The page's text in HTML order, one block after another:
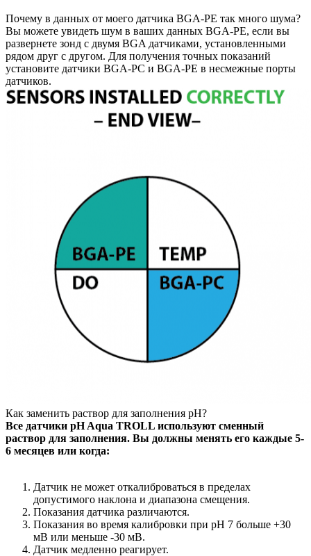
Почему в данных от моего датчика BGA-PE так много шума?
Вы можете увидеть шум в ваших данных BGA-PE, если вы
развернете зонд с двумя BGA датчиками, установленными
рядом друг с другом. Для получения точных показаний
установите датчики BGA-PC и BGA-PE в несмежные порты
датчиков.
Как заменить раствор для заполнения pH?
Все датчики pH Aqua TROLL используют сменный
раствор для заполнения. Вы должны менять его каждые 5-
6 месяцев или когда:
Датчик не может откалиброваться в пределах
допустимого наклона и диапазона смещения.
Показания датчика различаются.
Показания во время калибровки при pH 7 больше +30
мВ или меньше -30 мВ.
Датчик медленно реагирует.